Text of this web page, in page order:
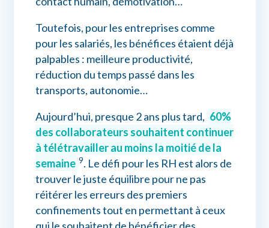
Toutefois, pour les entreprises comme
pour les salariés, les bénéfices étaient déjà
palpables : meilleure productivité,
réduction du temps passé dans les
transports, autonomie…
Aujourd’hui, presque 2 ans plus tard, 60%
des collaborateurs souhaitent continuer
à télétravailler au moins la moitié de la
semaine 9. Le défi pour les RH est alors de
trouver le juste équilibre pour ne pas
réitérer les erreurs des premiers
confinements tout en permettant à ceux